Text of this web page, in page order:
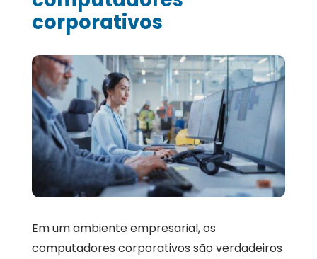
corporativos
Em um ambiente empresarial, os
computadores corporativos são verdadeiros